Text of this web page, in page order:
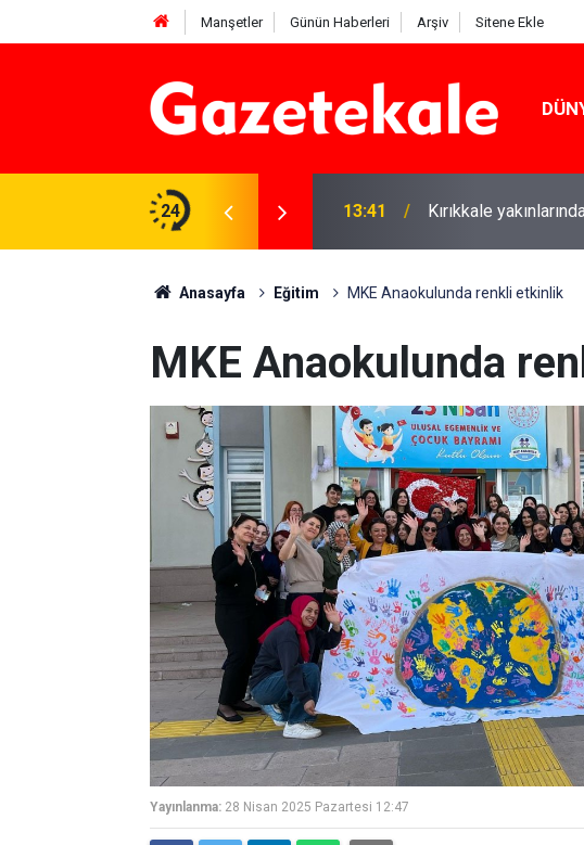
Manşetler Günün Haberleri Arşiv Sitene Ekle
24
Çavdar başkan seçildi 13:41 Kırıkkale
Anasayfa Eğitim MKE Anaokulunda renkli etkinlik
MKE Anaokulunda
Yayınlanma: 28 Nisan 2025 Pazartesi 12:47